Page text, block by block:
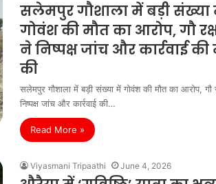
सलेमपुर गौशाला में बड़ी संख्या
गोवंश की मौत का आरोप, गौ
ने निष्पक्ष जांच और कार्रवाई
की
सलेमपुर गौशाला में बड़ी संख्या में गोवंश की मौत का आरोप, गौ
निष्पक्ष जांच और कार्रवाई की…
Read More »
Viyasmani Tripaathi June 4, 2026